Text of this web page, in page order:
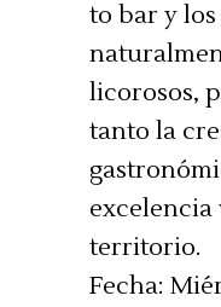
to bar y
licorosos,
tanto la
territorio.
Fecha: